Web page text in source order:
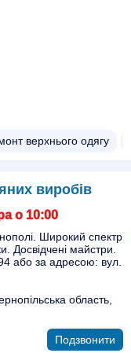
верхнього одягу
виробів
о 10:00
Широкий спектр
Досвідчені майстри.
або за адресою: вул.
область,
Подзвонити